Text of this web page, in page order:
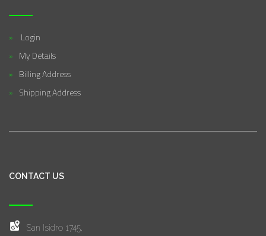
Login
My Details
Billing Address
Shipping Address
CONTACT US
San Isidro 1745,